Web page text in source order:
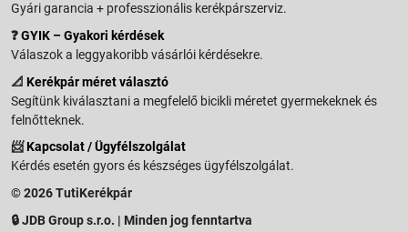
Gyári garancia + professzionális kerékpárszerviz.
❓GYIK – Gyakori kérdések
Válaszok a leggyakoribb vásárlói kérdésekre.
📐 Kerékpár méret választó
Segítünk kiválasztani a megfelelő bicikli méretet gyermekeknek és
felnőtteknek.
📨Kapcsolat / Ügyfélszolgálat
Kérdés esetén gyors és készséges ügyfélszolgálat.
© 2026 TutiKerékpár
🔒 JDB Group s.r.o. | Minden jog fenntartva